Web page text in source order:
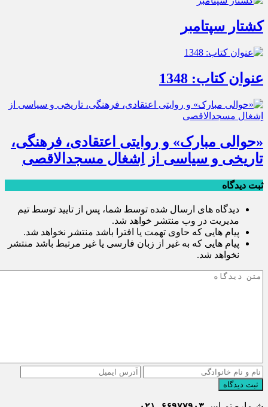
کشتار سپتامبر
عنوان کتاب: 1348
«حوالی مبارک» و روایتی اعتقادی، فرهنگی،
تاریخی و سیاسی از اِشغال مسجدالاقصی
ثبت دیدگاه
دیدگاه های ارسال شده توسط شما، پس از تایید توسط تیم
مدیریت در وب منتشر خواهد شد.
پیام هایی که حاوی تهمت یا افترا باشد منتشر نخواهد شد.
پیام هایی که به غیر از زبان فارسی یا غیر مرتبط باشد منتشر
نخواهد شد.
ثبت دیدگاه